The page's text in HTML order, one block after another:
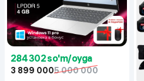
284 302 so'm/oyga
3 899 0005 000 000